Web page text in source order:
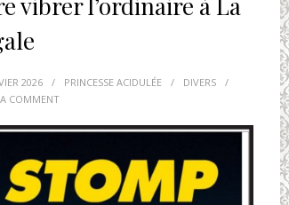
2026 / PRINCESSE ACIDULÉE / DIVERS
/
COMMENT